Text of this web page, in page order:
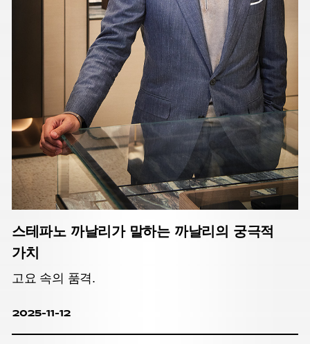
스테파노 까날리가 말하는 까날리의 궁극적
가치
고요 속의 품격.
2025-11-12